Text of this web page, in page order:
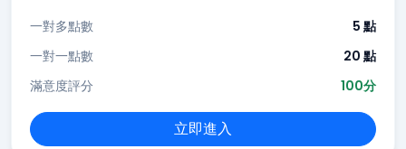
一對多點數
5 點
一對一點數
20 點
滿意度評分
100分
立即進入